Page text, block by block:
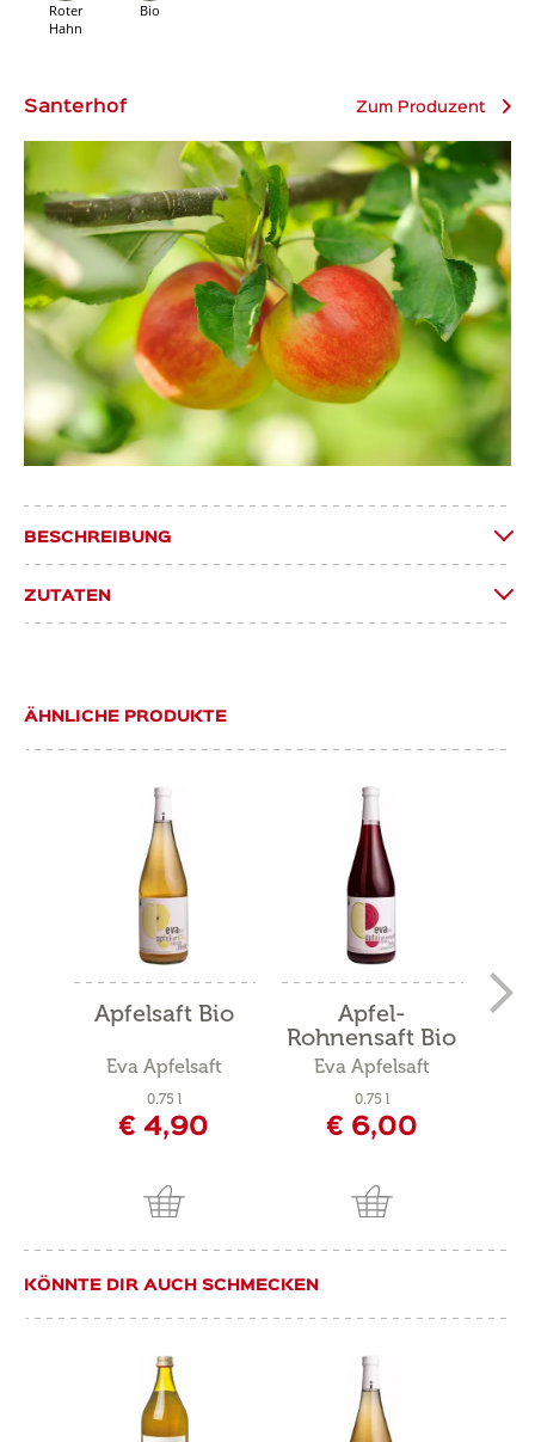
Roter
Hahn
Bio
Santerhof Zum Produzent
BESCHREIBUNG
ZUTATEN
ÄHNLICHE PRODUKTE
Apfelsaft Bio
Eva Apfelsaft
0.75 l
€ 4,90
Apfel-
Rohnensaft Bio
Eva Apfelsaft
0.75 l
€ 6,00
KÖNNTE DIR AUCH SCHMECKEN